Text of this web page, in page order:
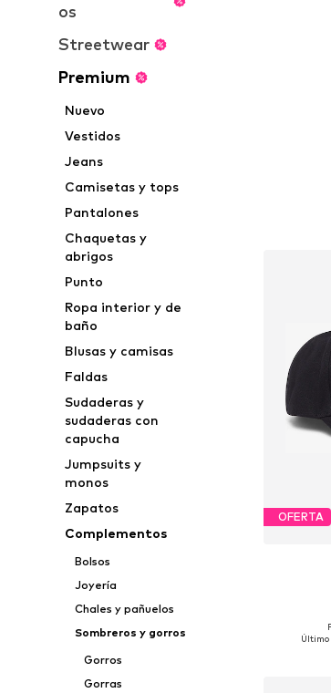
os
Streetwear
Premium
Nuevo
Vestidos
Jeans
Camisetas y tops
Pantalones
Chaquetas y
abrigos
Punto
Ropa interior y de
baño
Blusas y camisas
Faldas
Sudaderas y
sudaderas con
capucha
Jumpsuits y
monos
Zapatos
Complementos
Bolsos
Joyería
Chales y pañuelos
Sombreros y gorros
Gorros
Gorras
OFERTA
Último